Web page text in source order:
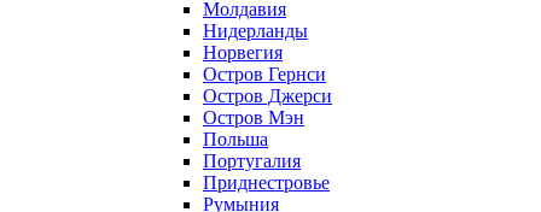
Молдавия
Нидерланды
Норвегия
Остров Гернси
Остров Джерси
Остров Мэн
Польша
Португалия
Приднестровье
Румыния